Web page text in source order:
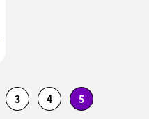
3 4 5